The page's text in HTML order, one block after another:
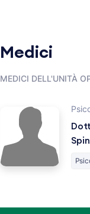
Medici
MEDICI DELL'UNITÀ